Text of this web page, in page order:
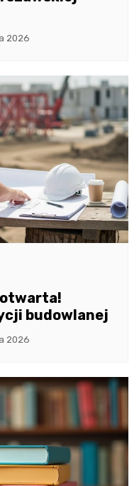
2026
otwarta!
budowlanej
2026